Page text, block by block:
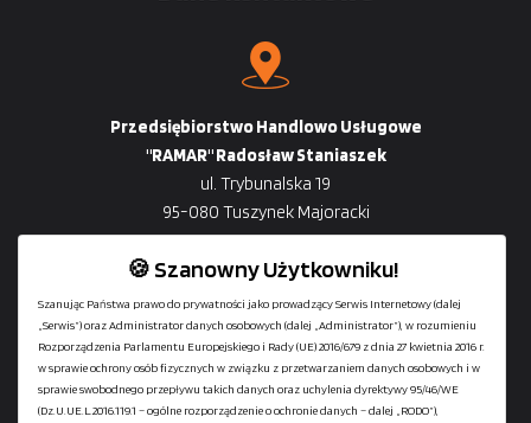
Przedsiębiorstwo Handlowo Usługowe
"RAMAR" Radosław Staniaszek
ul. Trybunalska 19
95-080 Tuszynek Majoracki
+48729-133-333
biuro@601144444.pl
🍪 Szanowny Użytkowniku!
Szanując Państwa prawo do prywatności jako prowadzący Serwis Internetowy (dalej
„Serwis”) oraz Administrator danych osobowych (dalej „Administrator”), w rozumieniu
Rozporządzenia Parlamentu Europejskiego i Rady (UE) 2016/679 z dnia 27 kwietnia 2016 r.
w sprawie ochrony osób fizycznych w związku z przetwarzaniem danych osobowych i w
sprawie swobodnego przepływu takich danych oraz uchylenia dyrektywy 95/46/WE
(Dz.U.UE.L.2016.119.1 – ogólne rozporządzenie o ochronie danych – dalej „RODO”),